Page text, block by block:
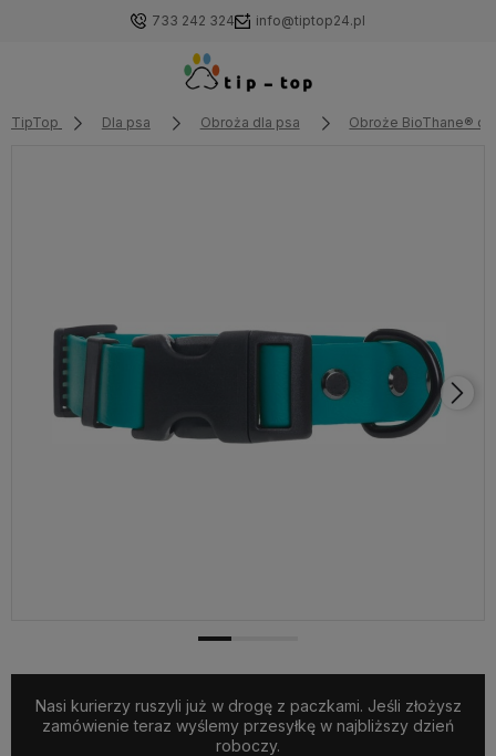
733 242 324 info@tiptop24.pl
TipTop Dla psa Obroża dla psa Obroże BioThane®
Nasi kurierzy ruszyli już w drogę z paczkami. Jeśli złożysz
zamówienie teraz wyślemy przesyłkę w najbliższy dzień
roboczy.